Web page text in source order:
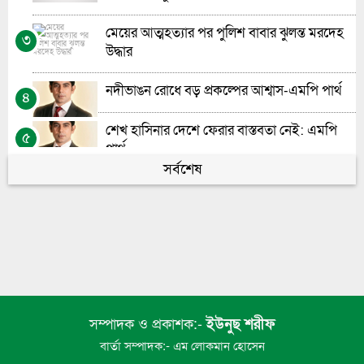
৯ ভোলায় চর দখলকে কেন্দ্র করে গুলিবিদ্ধ-১
১০
ভোলায় হতদরিদ্রদের মাঝে করিম-বানু ফাউন্ডেশনের
কম্বল ও খাবার বিতরণ
৩
মেয়ের আত্মহত্যার পর পুলিশ বাবার ঝুলন্ত মরদেহ
উদ্ধার
৪ নদীভাঙন রোধে বড় প্রকল্পের আশ্বাস-এমপি পার্থ
৫
শেখ হাসিনার দেশে ফেরার বাস্তবতা নেই: এমপি
পার্থ
সাময়িক সংস্কারেই চলছে ভোলার গুরুত্বপূর্ণ অফিসের
লাখো মানুষ
সর্বশেষ
সম্পাদক ও প্রকাশক:-ইউনুছ শরীফ
বার্তা সম্পাদক:- এম লোকমান হোসেন